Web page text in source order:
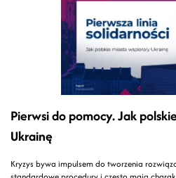
Pierwsi do pomocy. Jak
Ukrainę
Kryzys bywa impulsem do tworzenia